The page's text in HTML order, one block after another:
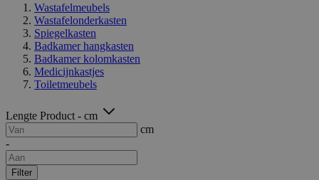
Wastafelmeubels
Wastafelonderkasten
Spiegelkasten
Badkamer hangkasten
Badkamer kolomkasten
Medicijnkastjes
Toiletmeubels
Lengte Product - cm
cm
-
Filter